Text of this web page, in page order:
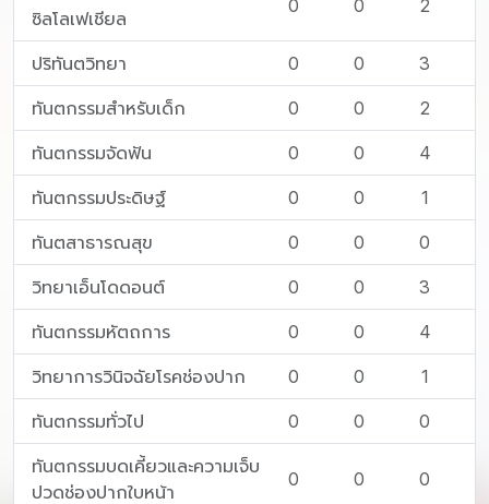
ซิลโลเฟเชียล
0 0 2
ปริทันตวิทยา 0 0 3
ทันตกรรมสำหรับเด็ก 0 0 2
ทันตกรรมจัดฟัน 0 0 4
ทันตกรรมประดิษฐ์ 0 0 1
ทันตสาธารณสุข 0 0 0
วิทยาเอ็นโดดอนต์ 0 0 3
ทันตกรรมหัตถการ 0 0 4
วิทยาการวินิจฉัยโรคช่องปาก 0 0 1
ทันตกรรมทั่วไป 0 0 0
ทันตกรรมบดเคี้ยวและความเจ็บ
ปวดช่องปากใบหน้า
0 0 0